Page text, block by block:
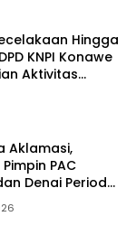
Hingga
KNPI Konawe
Aktivitas
Perizinan PT
Aklamasi,
PAC
Denai Periode